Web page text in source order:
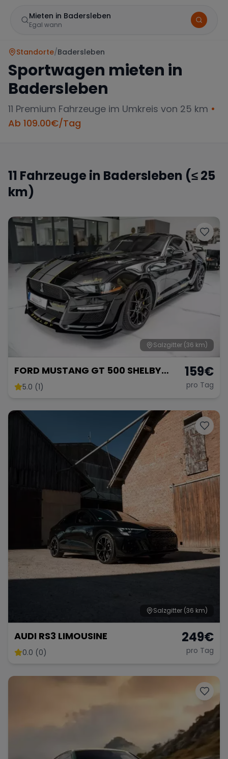
Mieten in Badersleben
Egal wann
Porsche Lamborghini Ferrari
McLaren Ford Jaguar
Dodge
Bugatti Lotus Maserati
Range Rover Corvette
Wann
Zeitraum wählen
Standorte/Badersleben
Sportwagen mieten in
Badersleben
11 Premium Fahrzeuge im Umkreis von 25 km •
Ab 109.00€/Tag
11 Fahrzeuge in Badersleben (≤ 25
km)
Salzgitter (36 km)
FORD MUSTANG GT 500 SHELBY
OPTIK
5.0 (1)
159€
pro Tag
Salzgitter (36 km)
AUDI RS3 LIMOUSINE
0.0 (0)
249€
pro Tag